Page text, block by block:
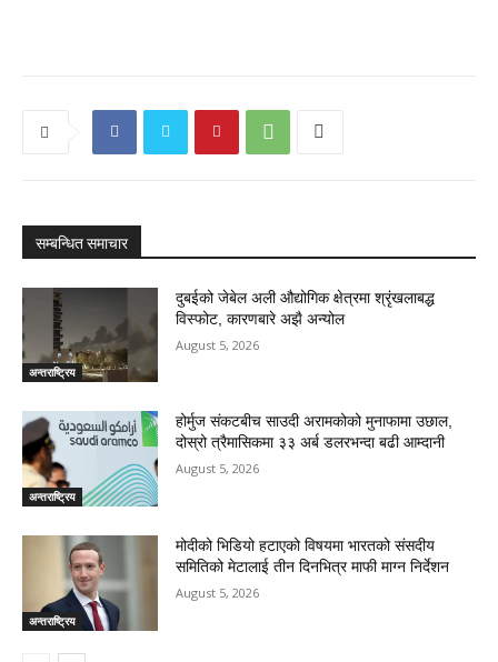
सम्बन्धित समाचार
अन्तराष्ट्रिय
दुबईको जेबेल अली औद्योगिक क्षेत्रमा श्रृंखलाबद्ध
विस्फोट, कारणबारे अझै अन्योल
August 5, 2026
अन्तराष्ट्रिय
होर्मुज संकटबीच साउदी अरामकोको मुनाफामा उछाल,
दोस्रो त्रैमासिकमा ३३ अर्ब डलरभन्दा बढी आम्दानी
August 5, 2026
अन्तराष्ट्रिय
मोदीको भिडियो हटाएको विषयमा भारतको संसदीय
समितिको मेटालाई तीन दिनभित्र माफी माग्न निर्देशन
August 5, 2026